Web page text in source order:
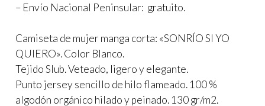
– Envío Nacional Peninsular: gratuito.
Camiseta de mujer manga corta: «SONRÍO SI YO
QUIERO». Color Blanco.
Tejido Slub. Veteado, ligero y elegante.
Punto jersey sencillo de hilo flameado. 100 %
algodón orgánico hilado y peinado. 130 gr/m2.